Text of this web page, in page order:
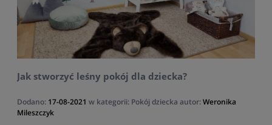
Jak stworzyć leśny pokój dla dziecka?
Dodano: 17-08-2021 w kategorii: Pokój dziecka autor:Weronika
Mileszczyk